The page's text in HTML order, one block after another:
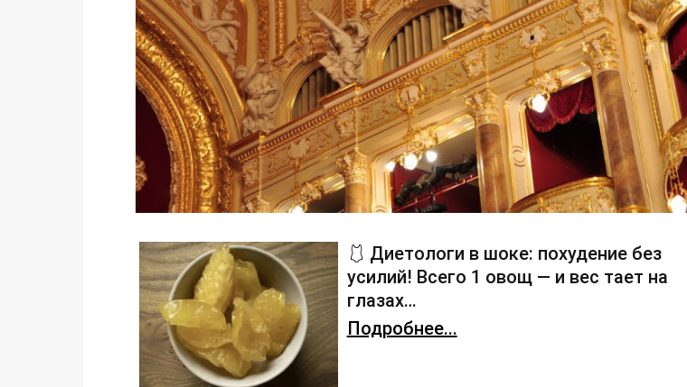
🩱 Диетологи в шоке: похудение без
усилий! Всего 1 овощ — и вес тает на
глазах…
Подробнее...